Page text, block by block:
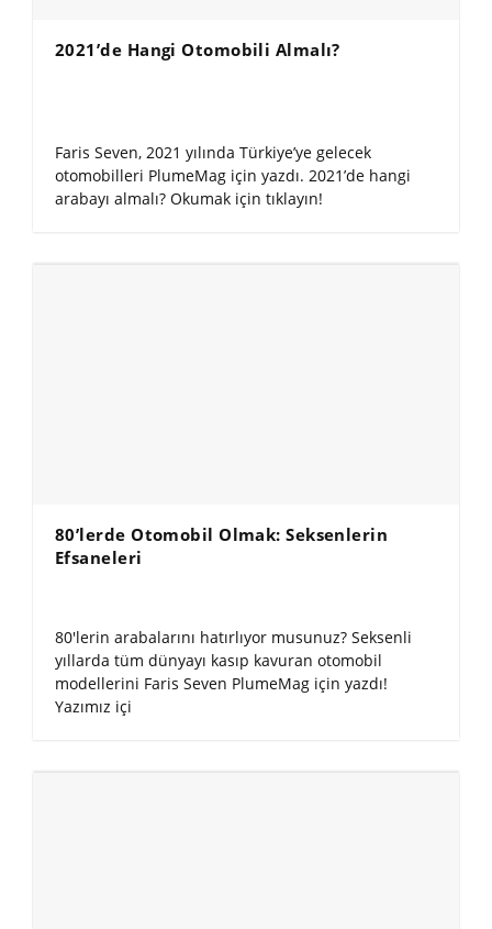
2021’de Hangi Otomobili Almalı?
Faris Seven, 2021 yılında Türkiye’ye gelecek
otomobilleri PlumeMag için yazdı. 2021’de hangi
arabayı almalı? Okumak için tıklayın!
80’lerde Otomobil Olmak: Seksenlerin
Efsaneleri
80'lerin arabalarını hatırlıyor musunuz? Seksenli
yıllarda tüm dünyayı kasıp kavuran otomobil
modellerini Faris Seven PlumeMag için yazdı!
Yazımız içi